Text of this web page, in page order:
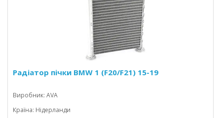
Радіатор пічки BMW 1 (F20/F21) 15-19
Виробник: AVA
Країна: Нідерланди